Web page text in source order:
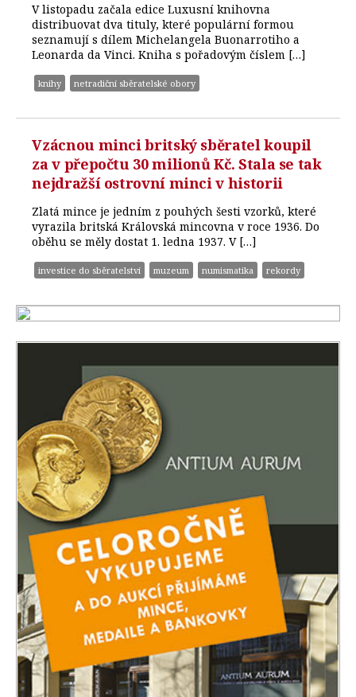
V listopadu začala edice Luxusní knihovna
distribuovat dva tituly, které populární formou
seznamují s dílem Michelangela Buonarrotiho a
Leonarda da Vinci. Kniha s pořadovým číslem […]
knihy netradiční sběratelské obory
Vzácnou minci britský sběratel koupil
za v přepočtu 30 milionů Kč. Stala se tak
nejdražší ostrovní minci v historii
Zlatá mince je jedním z pouhých šesti vzorků, které
vyrazila britská Královská mincovna v roce 1936. Do
oběhu se měly dostat 1. ledna 1937. V […]
investice do sběratelství muzeum numismatika rekordy